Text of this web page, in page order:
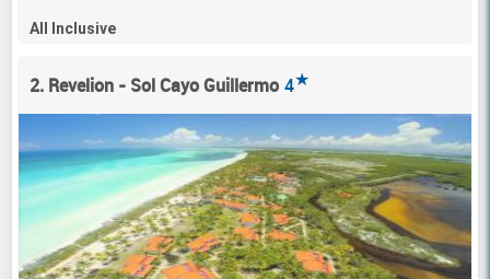
All Inclusive
2. Revelion - Sol Cayo Guillermo 4★